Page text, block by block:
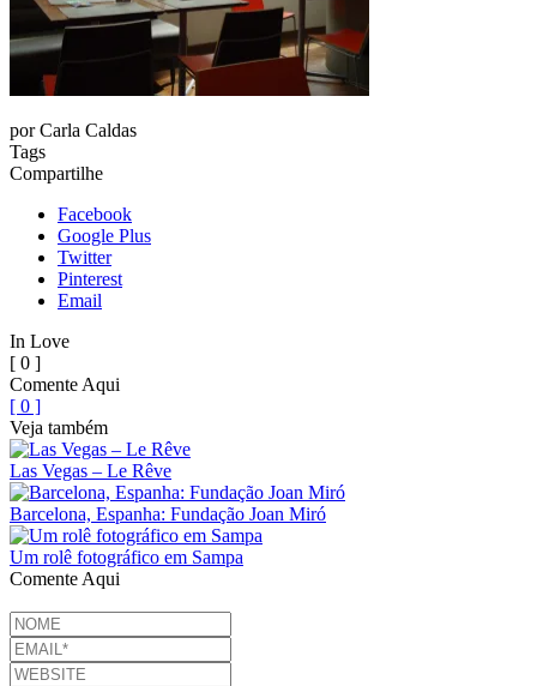
porCarla Caldas
Tags
Compartilhe
Facebook
Google Plus
Twitter
Pinterest
Email
In Love
[ 0 ]
Comente Aqui
[ 0 ]
Veja também
Las Vegas – Le Rêve
Barcelona, Espanha: Fundação Joan Miró
Um rolê fotográfico em Sampa
Comente Aqui